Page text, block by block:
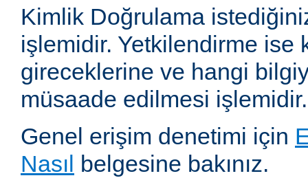
Kimlik Doğrulama
işlemidir. Yetkilendirme ise
gireceklerine ve hangi
müsaade edilmesi işlemidir.
Genel erişim denetimi için
Nasıl belgesine bakınız.